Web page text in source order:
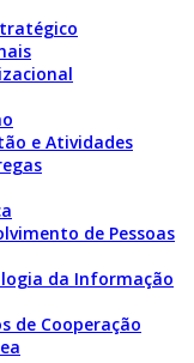
e Atividades
de Pessoas
da Informação
de Cooperação